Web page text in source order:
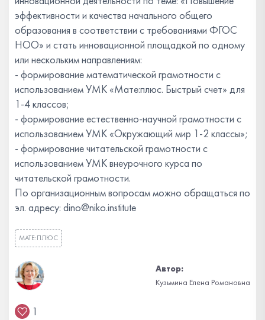
эффективности и качества начального общего
образования в соответствии с требованиями ФГОС
НОО» и стать инновационной площадкой по одному
или нескольким направлениям:
- формирование математической грамотности с
использованием УМК «Мате:плюс. Быстрый счет» для
1-4 классов;
- формирование естественно-научной грамотности с
использованием УМК «Окружающий мир 1-2 классы»;
- формирование читательской грамотности с
использованием УМК внеурочного курса по
читательской грамотности.
По организационным вопросам можно обращаться по
эл. адресу: dino@niko.institute
МАТЕ:ПЛЮС
Автор:
Кузьмина Елена Романовна
1